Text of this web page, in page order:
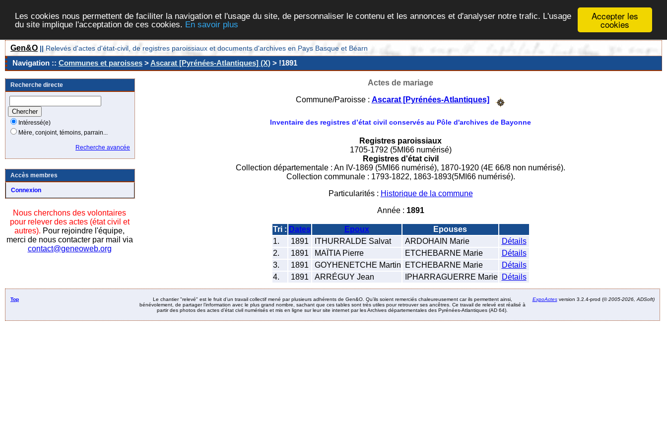
Accepter les
cookies
Les cookies nous permettent de faciliter la navigation et l'usage du site, de personnaliser le contenu et les annonces et d'analyser notre trafic. L'usage
du site implique l'acceptation de ces cookies. En savoir plus
Gen&O || Relevés d'actes d'état-civil, de registres paroissiaux et documents d'archives en Pays Basque et Béarn
Navigation :: Communes et paroisses >Ascarat [Pyrénées-Atlantiques] (X) > !1891
Recherche directe
Intéressé(e)
Mère, conjoint, témoins, parrain...
Recherche avancée
Accès membres
Connexion
Nous cherchons des volontaires
pour relever des actes (état civil et
autres). Pour rejoindre l'équipe,
merci de nous contacter par mail via
contact@geneoweb.org
Actes de mariage
Commune/Paroisse : Ascarat [Pyrénées-Atlantiques]
Inventaire des registres d’état civil conservés au Pôle d'archives de Bayonne
Registres paroissiaux
1705-1792 (5MI66 numérisé)
Registres d'état civil
Collection départementale : An IV-1869 (5MI66 numérisé), 1870-1920 (4E 66/8 non numérisé).
Collection communale : 1793-1822, 1863-1893(5MI66 numérisé).
Particularités : Historique de la commune
Année : 1891
Tri : Dates Epoux
Epouses
1.
1891 ITHURRALDE Salvat ARDOHAIN Marie
Détails
2.
1891 MAÏTIA Pierre ETCHEBARNE Marie
Détails
3.
1891 GOYHENETCHE Martin ETCHEBARNE Marie
Détails
4.
1891 ARRÉGUY Jean IPHARRAGUERRE Marie Détails
Top
Le chantier "relevé" est le fruit d’un travail collectif mené par plusieurs adhérents de Gen&O. Qu’ils soient remerciés chaleureusement car ils permettent ainsi,
bénévolement, de partager l’information avec le plus grand nombre, sachant que ces tables sont très utiles pour retrouver ses ancêtres. Ce travail de relevé est réalisé à
partir des photos des actes d’état civil numérisés et mis en ligne sur leur site internet par les Archives départementales des Pyrénées-Atlantiques (AD 64).
ExpoActesversion 3.2.4-prod (©2005-2026, ADSoft)